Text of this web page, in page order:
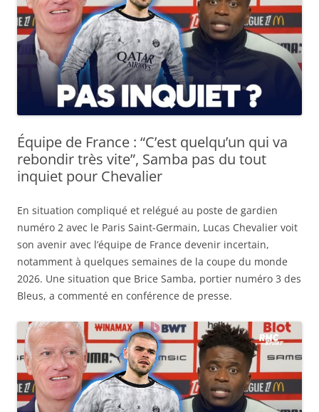
Équipe de France : “C’est quelqu’un qui va
rebondir très vite”, Samba pas du tout
inquiet pour Chevalier
En situation compliqué et relégué au poste de gardien
numéro 2 avec le Paris Saint-Germain, Lucas Chevalier voit
son avenir avec l’équipe de France devenir incertain,
notamment à quelques semaines de la coupe du monde
2026. Une situation que Brice Samba, portier numéro 3 des
Bleus, a commenté en conférence de presse.